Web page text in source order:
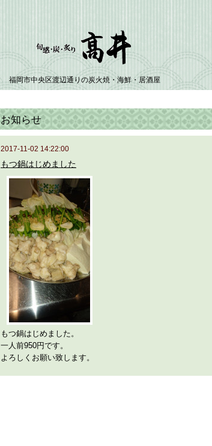
福岡市中央区渡辺通りの炭火焼・海鮮・居酒屋
お知らせ
2017-11-02 14:22:00
もつ鍋はじめました
もつ鍋はじめました。
一人前950円です。
よろしくお願い致します。